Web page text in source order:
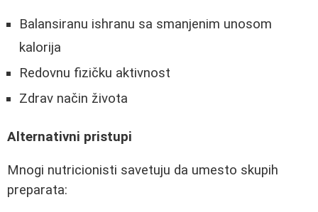
Balansiranu ishranu sa smanjenim unosom
kalorija
Redovnu fizičku aktivnost
Zdrav način života
Alternativni pristupi
Mnogi nutricionisti savetuju da umesto skupih
preparata: